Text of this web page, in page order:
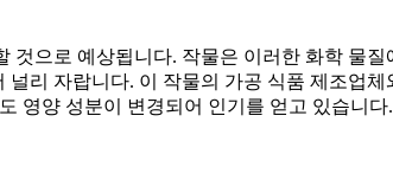
으로 예상됩니다. 작물은 이러한 화학 물질
리 자랍니다. 이 작물의 가공 식품 제조업
영양 성분이 변경되어 인기를 얻고 있습니다